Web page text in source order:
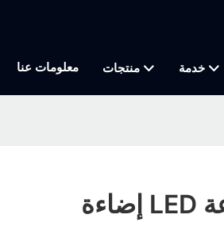
معلومات عنا منتجات خدمة
إضاءة LED مسطحة رائدة في الصناعة